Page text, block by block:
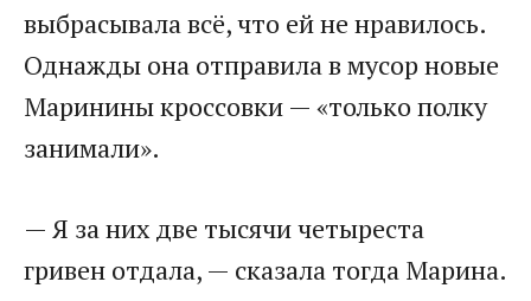
выбрасывала всё, что ей не нравилось.
Однажды она отправила в мусор новые
Маринины кроссовки — «только полку
занимали».
— Я за них две тысячи четыреста
гривен отдала, — сказала тогда Марина.